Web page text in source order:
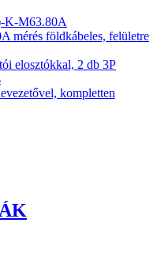
K-M63.80A
mérés földkábeles, felületre
elosztókkal, 2 db 3P
kompletten